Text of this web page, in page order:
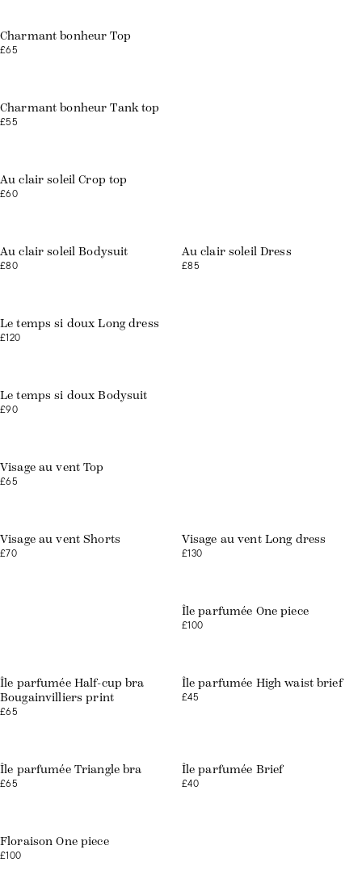
Charmant bonheur Top
£65
Charmant bonheur Tank top
£55
Au clair soleil Crop top
£60
Au clair soleil Bodysuit
£80
Au clair soleil Dress
£85
Le temps si doux Long dress
£120
Le temps si doux Bodysuit
£90
Visage au vent Top
£65
Visage au vent Shorts
£70
Visage au vent Long dress
£130
Île parfumée One piece
£100
Île parfumée Half-cup bra
Bougainvilliers print
£65
Île parfumée High waist brief
£45
Île parfumée Triangle bra
£65
Île parfumée Brief
£40
Floraison One piece
£100